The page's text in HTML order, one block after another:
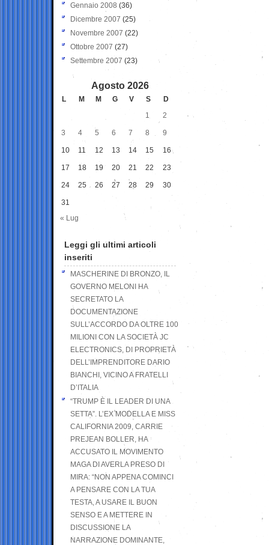
Gennaio 2008 (36)
Dicembre 2007 (25)
Novembre 2007 (22)
Ottobre 2007 (27)
Settembre 2007 (23)
Agosto 2026
L M M G V S
D
1
2
3 4 5 6 7 8 9
10 11 12 13 14 15 16
17 18 19 20 21 22 23
24 25 26 27 28 29 30
31
« Lug
Leggi gli ultimi articoli
inseriti
MASCHERINE DI BRONZO, IL
GOVERNO MELONI HA
SECRETATO LA
DOCUMENTAZIONE
SULL’ACCORDO DA OLTRE 100
MILIONI CON LA SOCIETÀ JC
ELECTRONICS, DI PROPRIETÀ
DELL’IMPRENDITORE DARIO
BIANCHI, VICINO A FRATELLI
D’ITALIA
“TRUMP È IL LEADER DI UNA
SETTA”. L’EX MODELLA E MISS
CALIFORNIA 2009, CARRIE
PREJEAN BOLLER, HA
ACCUSATO IL MOVIMENTO
MAGA DI AVERLA PRESO DI
MIRA: “NON APPENA COMINCI
A PENSARE CON LA TUA
TESTA, A USARE IL BUON
SENSO E A METTERE IN
DISCUSSIONE LA
NARRAZIONE DOMINANTE,